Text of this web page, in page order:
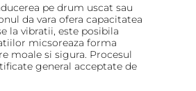
pe drum uscat sau
da vara ofera capacitatea
la vibratii, este posibila
micsoreaza forma
moale si sigura. Procesul
general acceptate de